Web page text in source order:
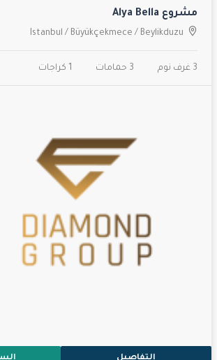
مشروع Alya Bella
Istanbul / Büyükçekmece / Beylikduzu
3 غرف نوم 3 حمامات 1 كراجات